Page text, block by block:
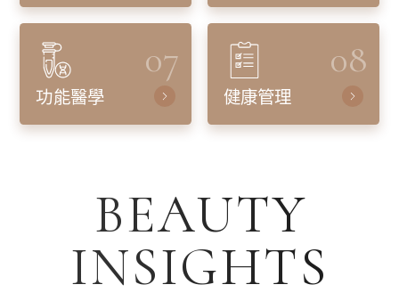
07
功能醫學
08
健康管理
BEAUTY
INSIGHTS